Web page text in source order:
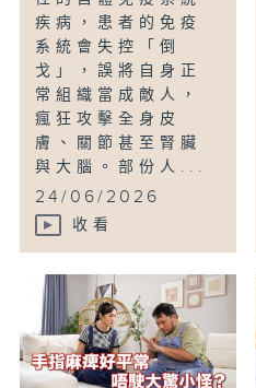
疾病，患者的免疫
系統會失控「倒
戈」，誤將自身正
常組織當成敵人，
瘋狂攻擊全身皮
膚、關節甚至腎臟
與大腦。部份人...
24/06/2026
收看